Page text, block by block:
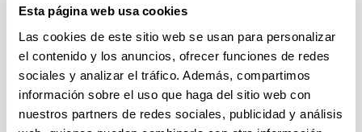
Esta página web usa cookies
Las cookies de este sitio web se usan para personalizar
el contenido y los anuncios, ofrecer funciones de redes
sociales y analizar el tráfico. Además, compartimos
información sobre el uso que haga del sitio web con
nuestros partners de redes sociales, publicidad y análisis
Vicerrectorado de
Investigación
Abrir/cerrar